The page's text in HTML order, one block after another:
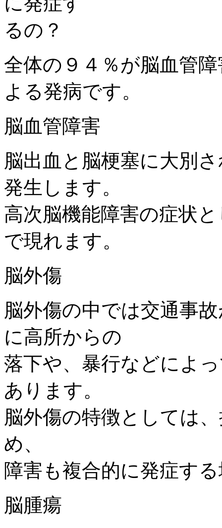
全体の９４％が脳血管
よる発病です。
脳血管障害
脳出血と脳梗塞に大別
発生します。
高次脳機能障害の症状
で現れます。
脳外傷
脳外傷の中では交通事
に高所からの
落下や、暴行などによ
あります。
脳外傷の特徴としては
め、
障害も複合的に発症す
脳腫瘍